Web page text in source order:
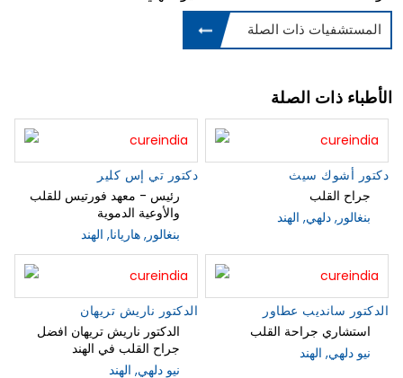
المستشفيات ذات الصلة
الأطباء ذات الصلة
دكتور تي إس كلير
رئيس - معهد فورتيس للقلب
والأوعية الدموية
بنغالور, هاريانا, الهند
دكتور أشوك سيث
جراح القلب
بنغالور, دلهي, الهند
الدكتور ناريش تريهان
الدكتور ناريش تريهان افضل
جراح القلب في الهند
نيو دلهي, الهند
الدكتور سانديب عطاور
استشاري جراحة القلب
نيو دلهي, الهند